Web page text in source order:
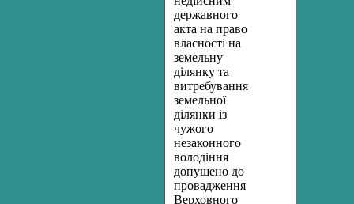
державного
акта на право
власності на
земельну
ділянку та
витребування
земельної
ділянки із
чужого
незаконного
володіння
допущено до
провадження
Верховного